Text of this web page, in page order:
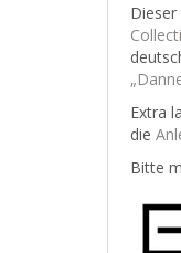
Extra
die
Bitte